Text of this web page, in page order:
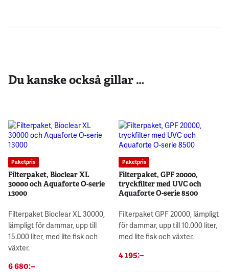
Du kanske också gillar …
Paketpris
Filterpaket, Bioclear XL
30000 och Aquaforte O-serie
13000
Filterpaket Bioclear XL 30000,
lämpligt för dammar, upp till
15.000 liter, med lite fisk och
växter.
6 680:–
Paketpris
Filterpaket, GPF 20000,
tryckfilter med UVC och
Aquaforte O-serie 8500
Filterpaket GPF 20000, lämpligt
för dammar, upp till 10.000 liter,
med lite fisk och växter.
4 195:–